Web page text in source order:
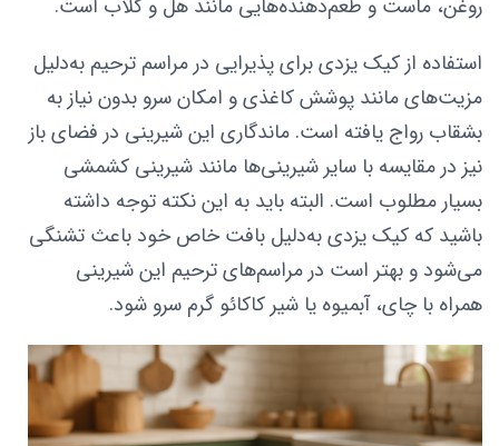
روغن، ماست و طعم‌دهنده‌هایی مانند هل و گلاب است.
استفاده از کیک یزدی برای پذیرایی در مراسم ترحیم به‌دلیل
مزیت‌های مانند پوشش کاغذی و امکان سرو بدون نیاز به
بشقاب رواج یافته است. ماندگاری این شیرینی در فضای باز
نیز در مقایسه با سایر شیرینی‌ها مانند شیرینی کشمشی
بسیار مطلوب است. البته باید به این نکته توجه داشته
باشید که کیک یزدی به‌دلیل بافت خاص خود باعث تشنگی
می‌شود و بهتر است در مراسم‌های ترحیم این شیرینی
همراه با چای، آبمیوه یا شیر کاکائو گرم سرو شود.